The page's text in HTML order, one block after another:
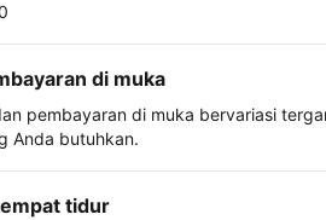
di muka
pembayaran di muka bervariasi
Anda butuhkan.
tidur